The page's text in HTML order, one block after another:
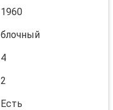
1960
блочный
4
2
Есть